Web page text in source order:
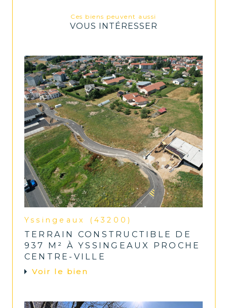
Ces biens peuvent aussi
VOUS INTÉRESSER
Yssingeaux (43200)
TERRAIN CONSTRUCTIBLE DE
937 M² À YSSINGEAUX PROCHE
CENTRE-VILLE
Voir le bien